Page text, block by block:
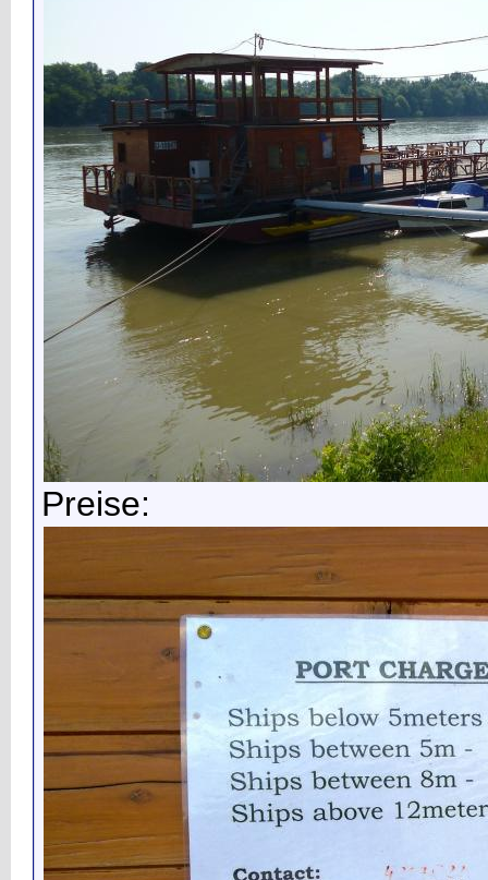
Preise: